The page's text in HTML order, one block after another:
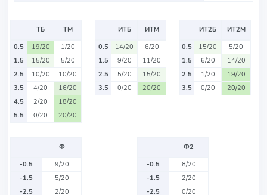
ТБ
ТМ
0.5
19/20
1/20
1.5
15/20
5/20
2.5
10/20
10/20
3.5
4/20
16/20
4.5
2/20
18/20
5.5
0/20 20/20
ИТБ
ИТМ
0.5
14/20
6/20
1.5
9/20
11/20
2.5
5/20
15/20
3.5
0/20 20/20
ИТ2Б
ИТ2М
0.5
15/20
5/20
1.5
6/20
14/20
2.5
1/20
19/20
3.5
0/20 20/20
Ф
-0.5
9/20
-1.5
5/20
-2.5
2/20
Ф2
-0.5
8/20
-1.5
2/20
-2.5
0/20